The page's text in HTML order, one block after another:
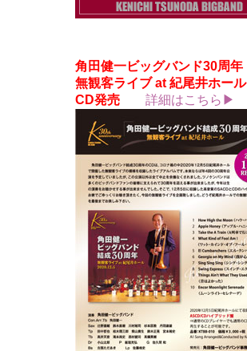
角田健一ビッグバンド30周年
無観客ライブ at 紀尾井ホール
CD発売
詳細はこちら▶